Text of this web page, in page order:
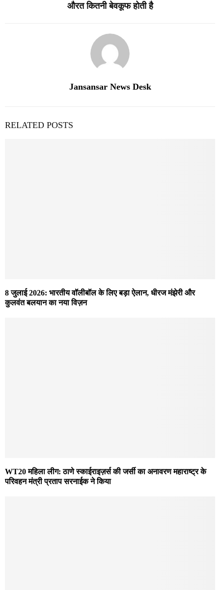
औरत कितनी बेवकूफ होती है
Jansansar News Desk
RELATED POSTS
8 जुलाई 2026: भारतीय वॉलीबॉल के लिए बड़ा ऐलान, धीरज मंझेरी और
कुलवंत बलयान का नया विज़न
WT20 महिला लीग: ठाणे स्काईराइज़र्स की जर्सी का अनावरण महाराष्ट्र के
परिवहन मंत्री प्रताप सरनाईक ने किया